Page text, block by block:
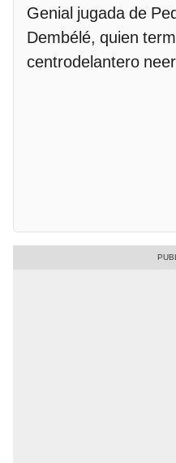
Genial jugada de
Dembélé, quien
centrodelantero